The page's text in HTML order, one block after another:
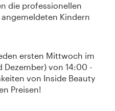
die professionellen
Kindern
ersten Mittwoch im
Dezember) von 14:00 -
von Inside Beauty
Preisen!